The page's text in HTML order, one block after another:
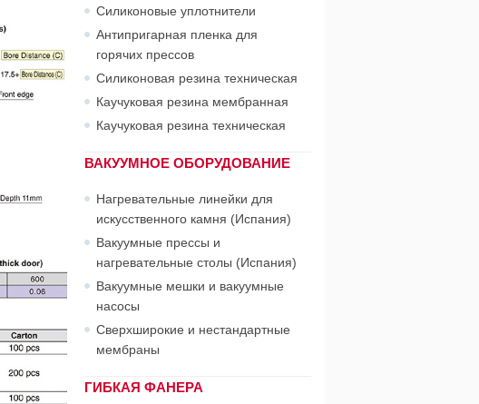
Силиконовые уплотнители
Антипригарная пленка для
горячих прессов
Силиконовая резина техническая
Каучуковая резина мембранная
Каучуковая резина техническая
ВАКУУМНОЕ ОБОРУДОВАНИЕ
Нагревательные линейки для
искусственного камня (Испания)
Вакуумные прессы и
нагревательные столы (Испания)
Вакуумные мешки и вакуумные
насосы
Сверхширокие и нестандартные
мембраны
ГИБКАЯ ФАНЕРА